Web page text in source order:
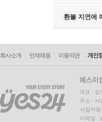
환불 지연에
회사소개 인재채용 이용약관 개인
대표 : 김
주소 : 서
사업자
이메일 :